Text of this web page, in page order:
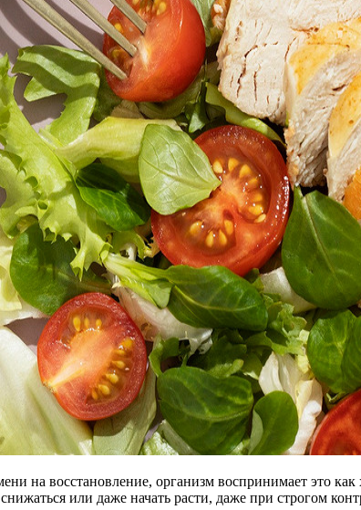
на восстановление, организм воспринимает это
или даже начать расти, даже при строгом